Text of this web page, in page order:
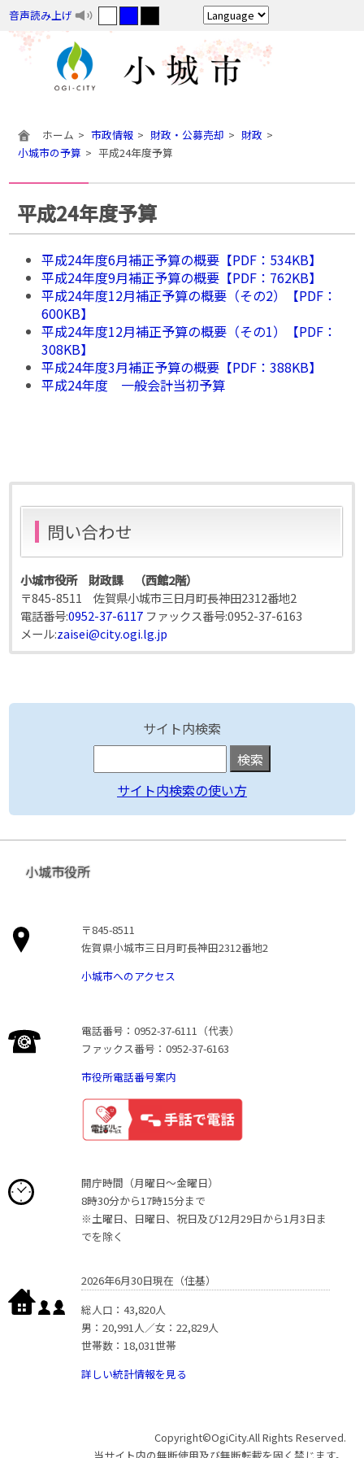
音声読み上げ
ホーム 市政情報 財政・公募売却
財政
小城市の予算
平成24年度予算
平成24年度予算
平成24年度6月補正予算の概要【PDF：534KB】
平成24年度9月補正予算の概要【PDF：762KB】
平成24年度12月補正予算の概要（その2）【PDF：
600KB】
平成24年度12月補正予算の概要（その1）【PDF：
308KB】
平成24年度3月補正予算の概要【PDF：388KB】
平成24年度 一般会計当初予算
問い合わせ
小城市役所 財政課 （西館2階）
〒845-8511 佐賀県小城市三日月町長神田2312番地2
電話番号:0952-37-6117 ファックス番号:0952-37-6163
メール:zaisei@city.ogi.lg.jp
サイト内検索
サイト内検索の使い方
小城市役所
〒845-8511
佐賀県小城市三日月町長神田2312番地2
小城市へのアクセス
電話番号：0952-37-6111（代表）
ファックス番号：0952-37-6163
市役所電話番号案内
開庁時間（月曜日〜金曜日）
8時30分から17時15分まで
※土曜日、日曜日、祝日及び12月29日から1月3日ま
でを除く
2026年6月30日現在（住基）
総人口：43,820人
男：20,991人／女：22,829人
世帯数：18,031世帯
詳しい統計情報を見る
Copyright©OgiCity.All Rights Reserved.
当サイト内の無断使用及び無断転載を固く禁じます。